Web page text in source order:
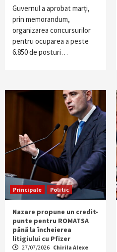
Guvernul a aprobat marți,
prin memorandum,
organizarea concursurilor
pentru ocuparea a peste
6.850 de posturi…
Principale Politic
Nazare propune un credit-
punte pentru ROMATSA
până la încheierea
litigiului cu Pfizer
27/07/2026 Chirila Alexe